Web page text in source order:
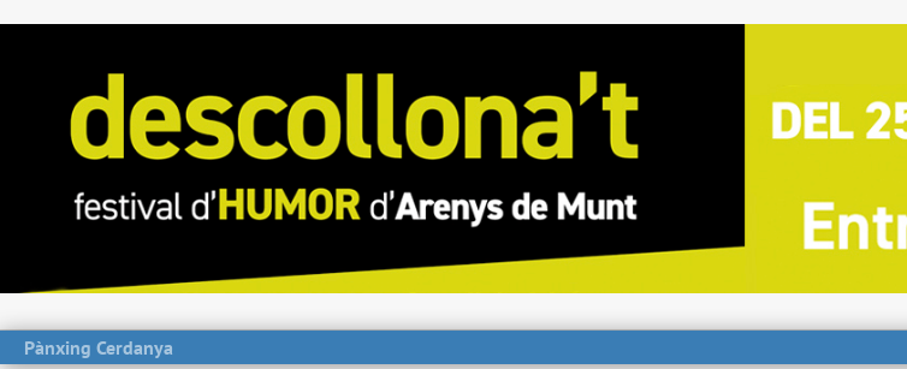
Pànxing Cerdanya